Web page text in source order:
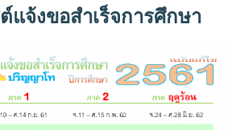
ต์แจ้งขอสำเร็จการศึกษา